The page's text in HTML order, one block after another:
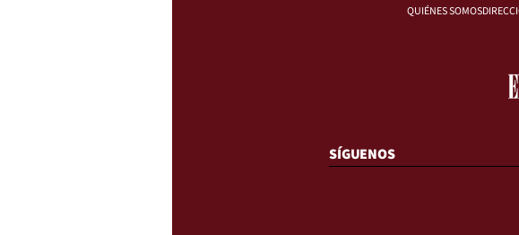
QUIÉNES SOMOS
SÍGUENOS